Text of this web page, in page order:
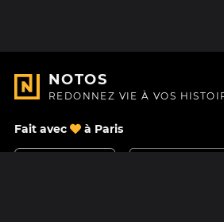
NOTOS
REDONNEZ VIE À VOS
Fait avec à Paris